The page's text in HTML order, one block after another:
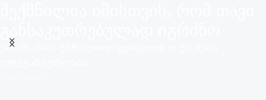
ეს არ არის უბრალოდ ვერცხლი — ეს შენი